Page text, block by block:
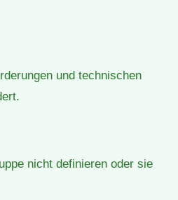
und technischen
nicht definieren oder sie